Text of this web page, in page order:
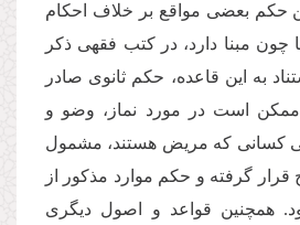
حكم بعضى مواقع بر خلاف احكام
چون مبنا دارد، در كتب فقهى ذكر
به این قاعده، حكم ثانوى صادر
است در مورد نماز، وضو و
كسانى كه مریض هستند، مشمول
گرفته و حكم موارد مذكور از
همچنین قواعد و اصول دیگرى